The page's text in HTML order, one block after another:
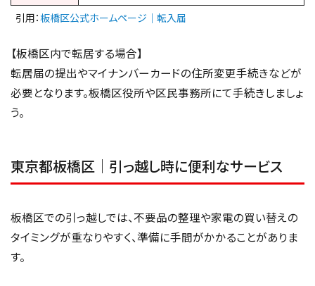
引用：板橋区公式ホームページ｜転入届
【板橋区内で転居する場合】
転居届の提出やマイナンバーカードの住所変更手続きなどが
必要となります。板橋区役所や区民事務所にて手続きしましょ
う。
東京都板橋区｜引っ越し時に便利なサービス
板橋区での引っ越しでは、不要品の整理や家電の買い替えの
タイミングが重なりやすく、準備に手間がかかることがありま
す。